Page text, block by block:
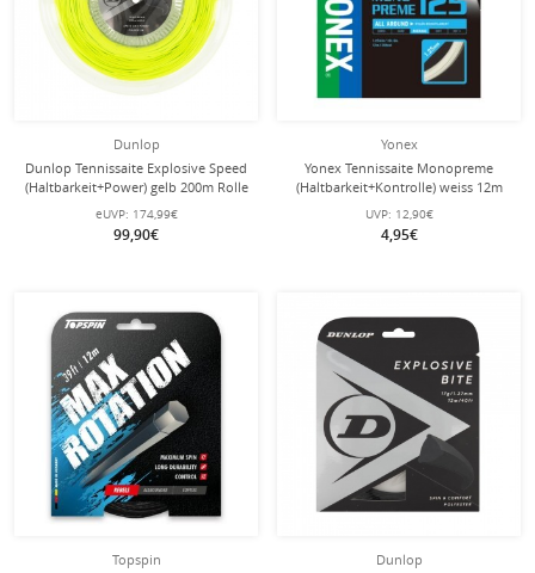
Dunlop
Dunlop Tennissaite Explosive Speed
(Haltbarkeit+Power) gelb 200m Rolle
eUVP: 174,99€
99,90€
Yonex
Yonex Tennissaite Monopreme
(Haltbarkeit+Kontrolle) weiss 12m
Set
UVP: 12,90€
4,95€
Topspin
Dunlop